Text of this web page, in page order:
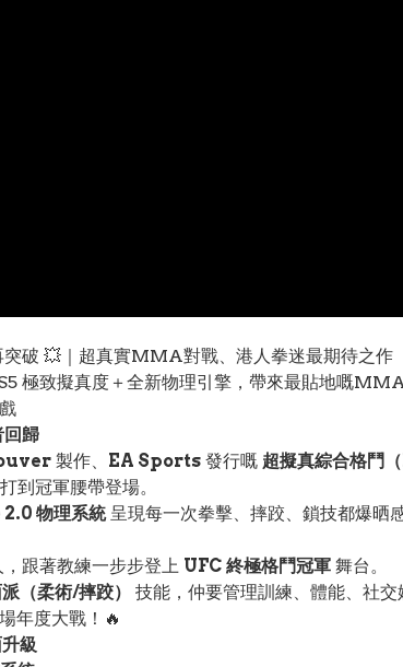
破 💥｜超真實MMA對戰、港人拳迷最期待之作
極致擬真度＋全新物理引擎，帶來最貼地嘅
回歸
製作、 EA Sports 發行嘅 超擬真綜合格鬥
到冠軍腰帶登場。
物理系統呈現每一次拳擊、摔跤、鎖技都爆晒
跟著教練一步步登上 UFC 終極格鬥冠軍 舞台。
（柔術/摔跤）
技能，仲要管理訓練、體能、社交
年度大戰！🔥
級